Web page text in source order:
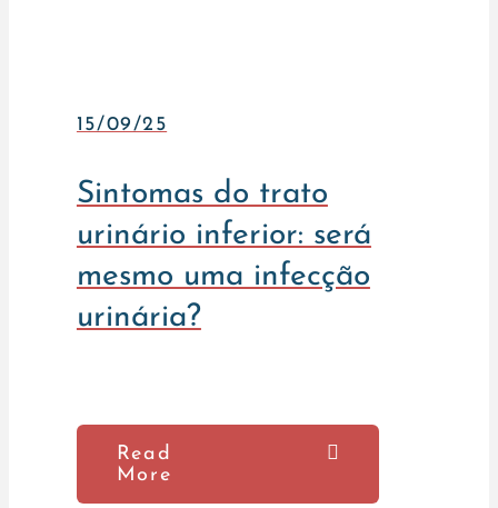
15/09/25
Sintomas do trato
urinário inferior: será
mesmo uma infecção
urinária?
Read
More